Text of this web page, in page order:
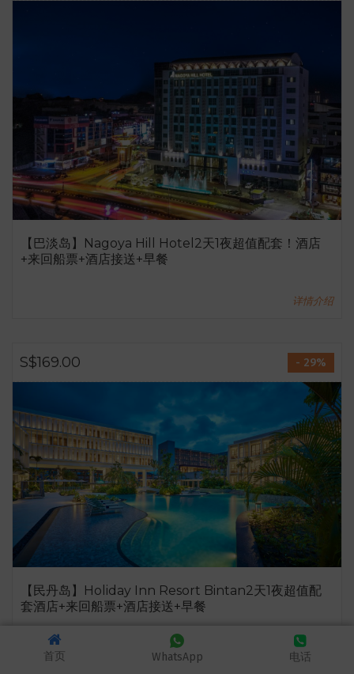
【巴淡岛】Nagoya Hill Hotel2天1夜超值配套！酒店
+来回船票+酒店接送+早餐
详情介绍
S$169.00 - 29%
【民丹岛】Holiday Inn Resort Bintan2天1夜超值配
套酒店+来回船票+酒店接送+早餐
详情介绍
首页 WhatsApp 电话